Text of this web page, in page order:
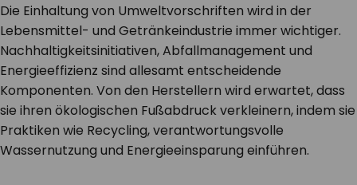
Die Einhaltung von Umweltvorschriften wird in der
Lebensmittel- und Getränkeindustrie immer wichtiger.
Nachhaltigkeitsinitiativen, Abfallmanagement und
Energieeffizienz sind allesamt entscheidende
Komponenten. Von den Herstellern wird erwartet, dass
sie ihren ökologischen Fußabdruck verkleinern, indem sie
Praktiken wie Recycling, verantwortungsvolle
Wassernutzung und Energieeinsparung einführen.